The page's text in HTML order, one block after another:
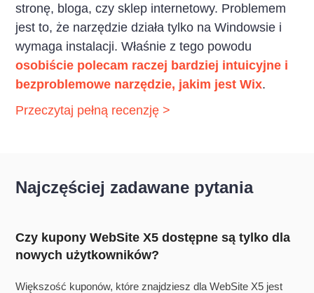
stronę, bloga, czy sklep internetowy. Problemem
jest to, że narzędzie działa tylko na Windowsie i
wymaga instalacji. Właśnie z tego powodu
osobiście polecam raczej bardziej intuicyjne i
bezproblemowe narzędzie, jakim jestWix.
Przeczytaj pełną recenzję >
Najczęściej zadawane pytania
Czy kupony WebSite X5 dostępne są tylko dla
nowych użytkowników?
Większość kuponów, które znajdziesz dla WebSite X5 jest